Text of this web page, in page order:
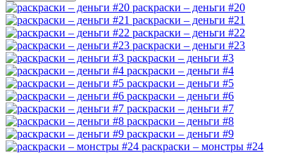
раскраски – деньги #20
раскраски – деньги #21
раскраски – деньги #22
раскраски – деньги #23
раскраски – деньги #3
раскраски – деньги #4
раскраски – деньги #5
раскраски – деньги #6
раскраски – деньги #7
раскраски – деньги #8
раскраски – деньги #9
раскраски – монстры #24